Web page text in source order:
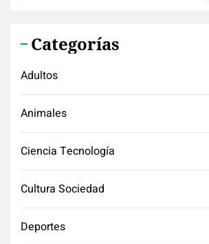
Categorías
Adultos
Animales
Ciencia Tecnología
Cultura Sociedad
Deportes